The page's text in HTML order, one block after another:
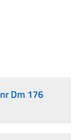
Dm 176